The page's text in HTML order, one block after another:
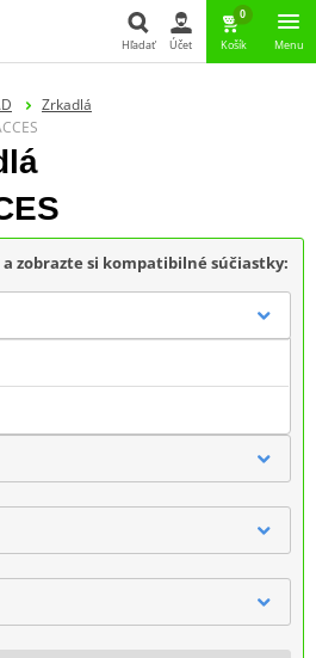
Hľadať Účet
0
Košík Menu
Zrkadlá
zobrazte si kompatibilné súčiastky: